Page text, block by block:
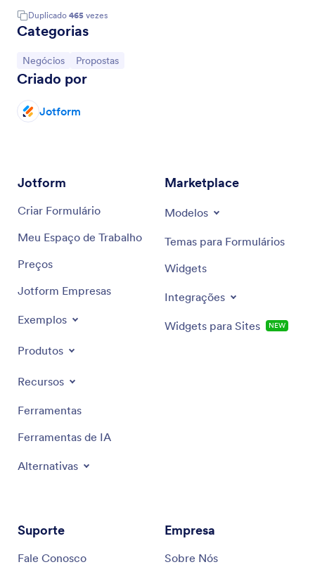
Duplicado 465 vezes
Categorias
Ir para Categoria:
Negócios Ir para Categoria:
Propostas
Criado por
Jotform
Jotform
Criar Formulário
Meu Espaço de Trabalho
Preços
Jotform Empresas
Exemplos
Produtos
Recursos
Ferramentas
Ferramentas de IA
Alternativas
Marketplace
Modelos
Temas para Formulários
Widgets
Integrações
Widgets para Sites NEW
Suporte
Fale Conosco
Empresa
Sobre Nós